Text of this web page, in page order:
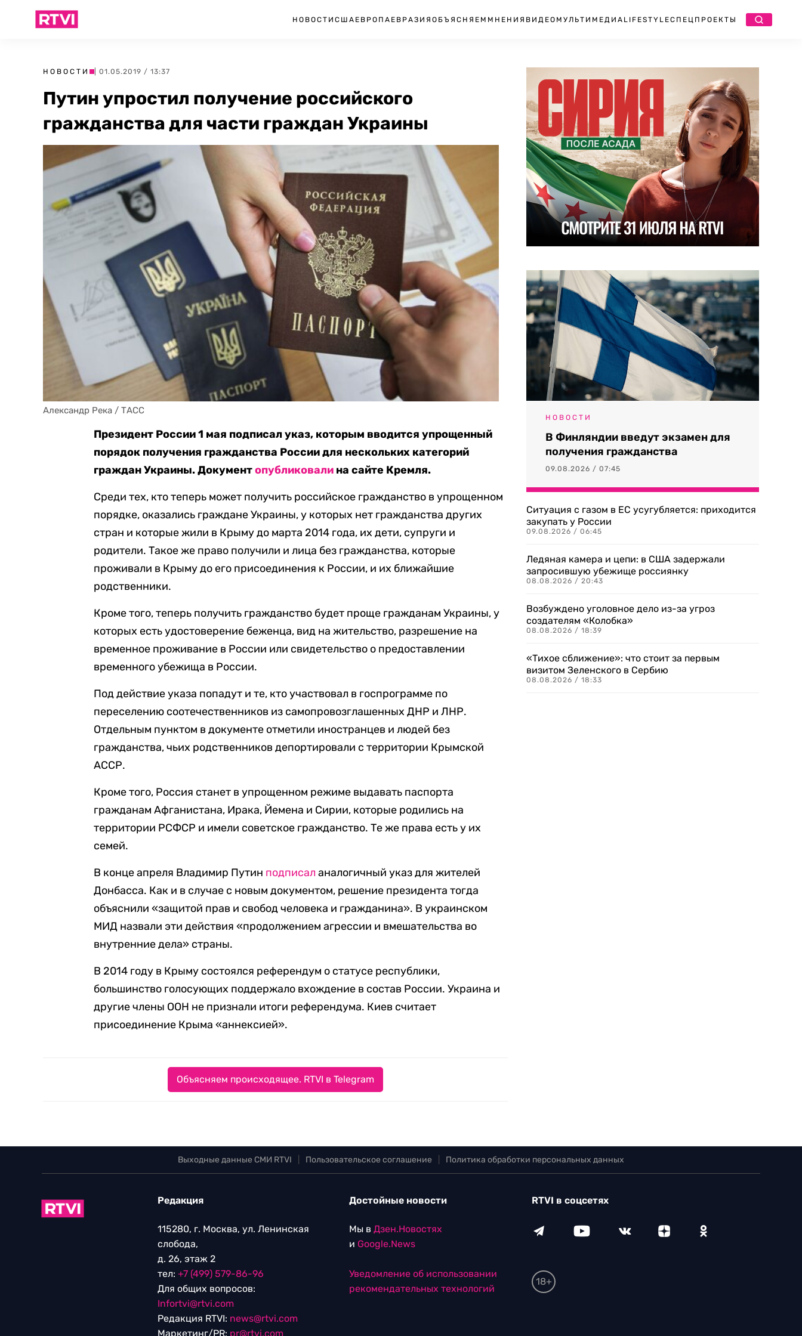
НОВОСТИ США ЕВРОПА ЕВРАЗИЯ ОБЪЯСНЯЕМ МНЕНИЯ ВИДЕО МУЛЬТИМЕДИА LIFESTYLEСПЕЦПРОЕКТЫ
НОВОСТИ | 01.05.2019 / 13:37
Путин упростил получение российского
гражданства для части граждан Украины
Александр Река / ТАСС
Президент России 1 мая подписал указ, которым вводится упрощенный
порядок получения гражданства России для нескольких категорий
граждан Украины. Документопубликовали на сайте Кремля.
Среди тех, кто теперь может получить российское гражданство в упрощенном
порядке, оказались граждане Украины, у которых нет гражданства других
стран и которые жили в Крыму до марта 2014 года, их дети, супруги и
родители. Такое же право получили и лица без гражданства, которые
проживали в Крыму до его присоединения к России, и их ближайшие
родственники.
Кроме того, теперь получить гражданство будет проще гражданам Украины, у
которых есть удостоверение беженца, вид на жительство, разрешение на
временное проживание в России или свидетельство о предоставлении
временного убежища в России.
Под действие указа попадут и те, кто участвовал в госпрограмме по
переселению соотечественников из самопровозглашенных ДНР и ЛНР.
Отдельным пунктом в документе отметили иностранцев и людей без
гражданства, чьих родственников депортировали с территории Крымской
АССР.
Кроме того, Россия станет в упрощенном режиме выдавать паспорта
гражданам Афганистана, Ирака, Йемена и Сирии, которые родились на
территории РСФСР и имели советское гражданство. Те же права есть у их
семей.
В конце апреля Владимир Путин подписал аналогичный указ для жителей
Донбасса. Как и в случае с новым документом, решение президента тогда
объяснили «защитой прав и свобод человека и гражданина». В украинском
МИД назвали эти действия «продолжением агрессии и вмешательства во
внутренние дела» страны.
В 2014 году в Крыму состоялся референдум о статусе республики,
большинство голосующих поддержало вхождение в состав России. Украина и
другие члены ООН не признали итоги референдума. Киев считает
присоединение Крыма «аннексией».
Объясняем происходящее. RTVI в Telegram
НОВОСТИ
В Финляндии введут экзамен для
получения гражданства
09.08.2026 / 07:45
Ситуация с газом в ЕС усугубляется: приходится
закупать у России
09.08.2026 / 06:45
Ледяная камера и цепи: в США задержали
запросившую убежище россиянку
08.08.2026 / 20:43
Возбуждено уголовное дело из-за угроз
создателям «Колобка»
08.08.2026 / 18:39
«Тихое сближение»: что стоит за первым
визитом Зеленского в Сербию
08.08.2026 / 18:33
Выходные данные СМИ RTVI Пользовательское соглашение Политика обработки персональных данных
Редакция
115280, г. Москва, ул. Ленинская
слобода,
д. 26, этаж 2
тел: +7 (499) 579-86-96
Для общих вопросов:
Infortvi@rtvi.com
Редакция RTVI: news@rtvi.com
Маркетинг/PR: pr@rtvi.com
Достойные новости
Мы в Дзен.Новостях
и Google.News
Уведомление об использовании
рекомендательных технологий
RTVI в соцсетях
18+